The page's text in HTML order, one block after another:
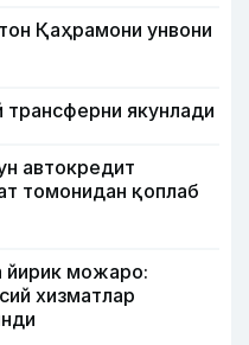
Қаҳрамони унвони
трансферни якунлади
автокредит
томонидан қоплаб
йирик можаро:
хизматлар